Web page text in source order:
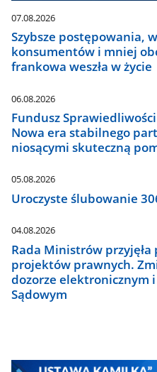
07.08.2026
Szybsze postępowania,
konsumentów i mniej
frankowa weszła w życie
06.08.2026
Fundusz
Nowa era stabilnego
niosącymi skuteczną
05.08.2026
Uroczyste ślubowanie
04.08.2026
Rada Ministrów
projektów prawnych.
dozorze elektronicznym
Sądowym